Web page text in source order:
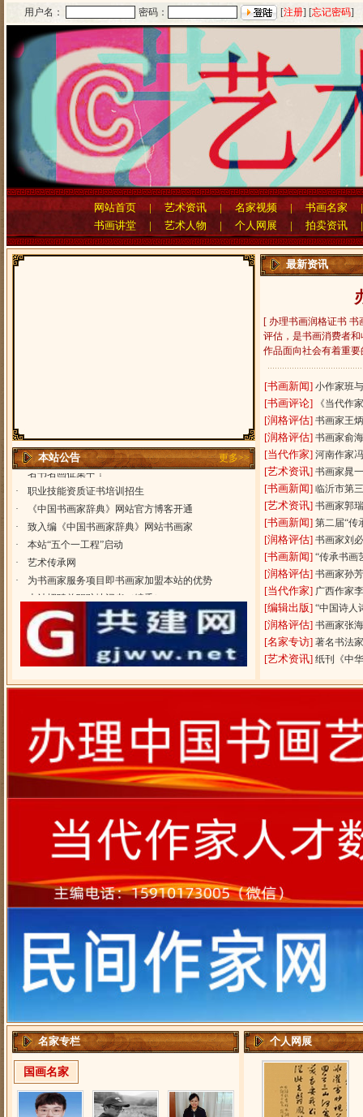
用户名： 密码： [注册] [忘记密码]
网站首页 |艺术资讯 |名家视频 |书画名家
书画讲堂
| 艺术人物 | 个人网展 | 拍卖资讯
本站公告
更多>>
·
职业技能资质证书培训招生
《中国书画家辞典》网站官方博客开通
致入编《中国书画家辞典》网站书画家
本站“五个一工程”启动
艺术传承网
为书画家服务项目即书画家加盟本站的优势
本站招聘兼职驻地记者（编委）
《中国书画家辞典》编委会招聘
热烈欢迎中国书画家踊跃加盟
热烈祝贺“中国书画家辞典”网站开通！
您是名家,快来报名!
名书名画征集中！
·
职业技能资质证书培训招生
致入编《中国书画家辞典》网站书画家
本站“五个一工程”启动
艺术传承网
·
为书画家服务项目即书画家加盟本站的优势
本站招聘兼职驻地记者（编委）
热烈欢迎中国书画家踊跃加盟
热烈祝贺“中国书画家辞典”网站开通！
您是名家,快来报名!
·
名书名画征集中！
最新资讯
[ 办理书画润格证书
评估，是书画消费者
作品面向社会有着重
[书画新闻] 小作家班
[书画评论] 《当代作
[润格评估] 书画家王
[润格评估] 书画家俞
[当代作家] 河南作家
[艺术资讯] 书画家晁
[书画新闻] 临沂市第
[艺术资讯] 书画家郭
[书画新闻] 第二届“传
[润格评估] 书画家刘
[书画新闻] “传承书画
[润格评估] 书画家孙
[当代作家] 广西作家
[编辑出版] “中国诗人
[润格评估] 书画家张
[名家专访] 著名书法
[艺术资讯] 纸刊《中
名家专栏
国画名家
个人网展